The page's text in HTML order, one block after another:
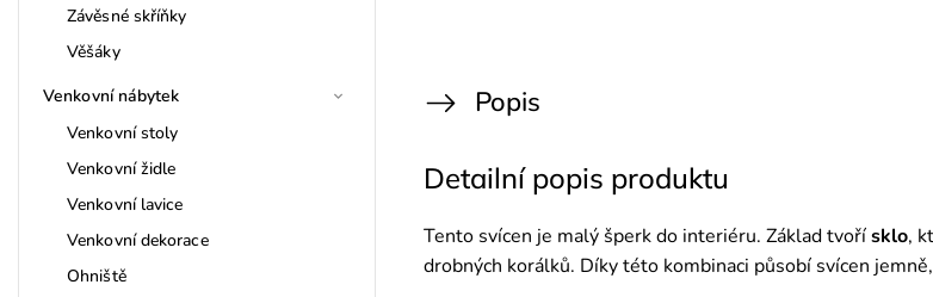
Závěsné skříňky
Věšáky
Venkovní nábytek
Venkovní stoly
Venkovní židle
Venkovní lavice
Venkovní dekorace
Ohniště
Popis
Detailní popis produktu
Tento svícen je malý šperk do interiéru. Základ tvořísklo,
drobných korálků. Díky této kombinaci působí svícen